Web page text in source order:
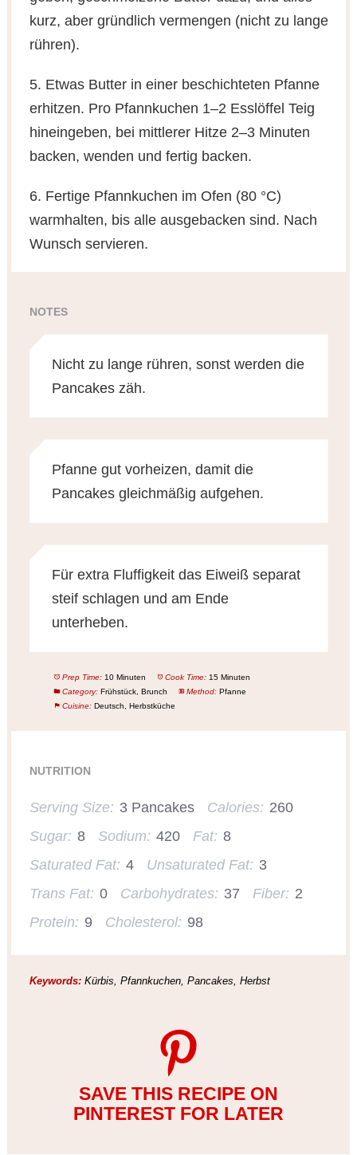
kurz, aber gründlich vermengen (nicht zu lange
rühren).
5. Etwas Butter in einer beschichteten Pfanne
erhitzen. Pro Pfannkuchen 1–2 Esslöffel Teig
hineingeben, bei mittlerer Hitze 2–3 Minuten
backen, wenden und fertig backen.
6. Fertige Pfannkuchen im Ofen (80 °C)
warmhalten, bis alle ausgebacken sind. Nach
Wunsch servieren.
NOTES
Nicht zu lange rühren, sonst werden die
Pancakes zäh.
Pfanne gut vorheizen, damit die
Pancakes gleichmäßig aufgehen.
Für extra Fluffigkeit das Eiweiß separat
steif schlagen und am Ende
unterheben.
Prep Time: 10 Minuten Cook Time: 15 Minuten
Category: Frühstück, Brunch Method: Pfanne
Cuisine: Deutsch, Herbstküche
NUTRITION
Serving Size: 3 Pancakes Calories: 260
Sugar: 8 Sodium: 420 Fat: 8
Saturated Fat: 4 Unsaturated Fat: 3
Trans Fat: 0 Carbohydrates: 37 Fiber: 2
Protein: 9 Cholesterol: 98
Keywords:Kürbis, Pfannkuchen, Pancakes, Herbst
SAVE THIS RECIPE ON
PINTEREST FOR LATER